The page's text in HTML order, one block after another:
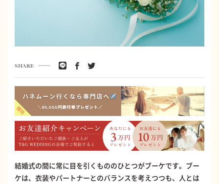
SHARE
結婚式の間に常に目を引くもののひとつがブーケです。ブー
ケは、衣装やパートナーとのバランスを考えつつも、人とは